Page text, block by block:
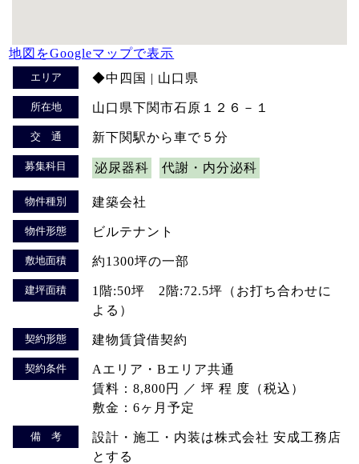
地図をGoogleマップで表示
エリア ◆中四国 | 山口県
所在地 山口県下関市石原１２６－１
交 通 新下関駅から車で５分
募集科目 泌尿器科 代謝・内分泌科
物件種別 建築会社
物件形態 ビルテナント
敷地面積 約1300坪の一部
建坪面積
1階:50坪 2階:72.5坪（お打ち合わせに
よる）
契約形態 建物賃貸借契約
契約条件
Aエリア・Bエリア共通
賃料：8,800円 ／ 坪 程 度（税込）
敷金：6ヶ月予定
備 考
設計・施工・内装は株式会社 安成工務店
とする